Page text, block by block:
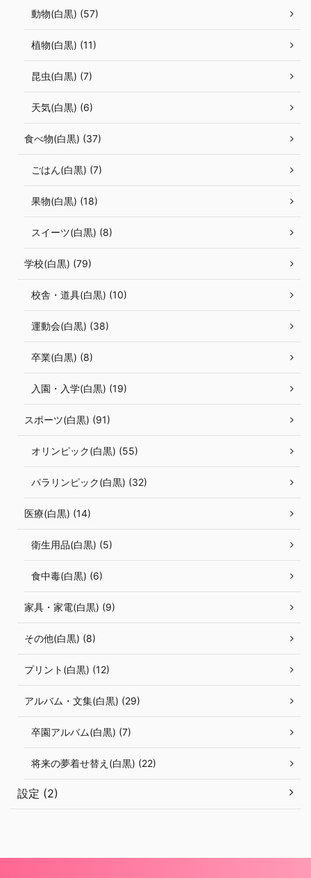
動物(白黒) (57)
植物(白黒) (11)
昆虫(白黒) (7)
天気(白黒) (6)
食べ物(白黒) (37)
ごはん(白黒) (7)
果物(白黒) (18)
スイーツ(白黒) (8)
学校(白黒) (79)
校舎・道具(白黒) (10)
運動会(白黒) (38)
卒業(白黒) (8)
入園・入学(白黒) (19)
スポーツ(白黒) (91)
オリンピック(白黒) (55)
パラリンピック(白黒) (32)
医療(白黒) (14)
衛生用品(白黒) (5)
食中毒(白黒) (6)
家具・家電(白黒) (9)
その他(白黒) (8)
プリント(白黒) (12)
アルバム・文集(白黒) (29)
卒園アルバム(白黒) (7)
将来の夢着せ替え(白黒) (22)
設定 (2)